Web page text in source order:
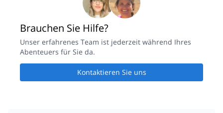
Brauchen Sie Hilfe?
Unser erfahrenes Team ist jederzeit während Ihres
Abenteuers für Sie da.
Kontaktieren Sie uns